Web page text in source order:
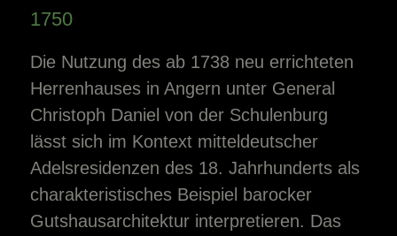
1750
Die Nutzung des ab 1738 neu errichteten
Herrenhauses in Angern unter General
Christoph Daniel von der Schulenburg
lässt sich im Kontext mitteldeutscher
Adelsresidenzen des 18. Jahrhunderts als
charakteristisches Beispiel barocker
Gutshausarchitektur interpretieren. Das